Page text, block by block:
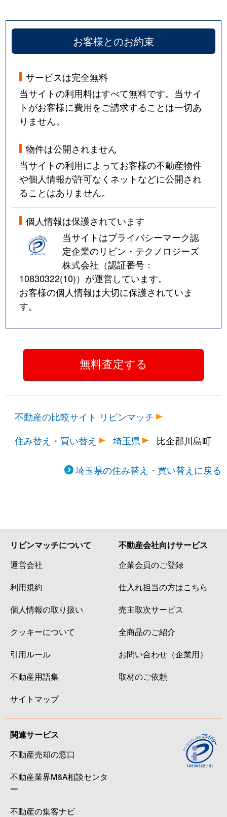
お客様とのお約束
サービスは完全無料
当サイトの利用料はすべて無料です。当サイ
トがお客様に費用をご請求することは一切あ
りません。
物件は公開されません
当サイトの利用によってお客様の不動産物件
や個人情報が許可なくネットなどに公開され
ることはありません。
個人情報は保護されています
当サイトはプライバシーマーク認
定企業のリビン・テクノロジーズ
株式会社（認証番号：
10830322(10)）が運営しています。
お客様の個人情報は大切に保護されていま
す。
不動産の比較サイト リビンマッチ
住み替え・買い替え
埼玉県 比企郡川島町
埼玉県の住み替え・買い替えに戻る
リビンマッチについて
運営会社
利用規約
個人情報の取り扱い
クッキーについて
引用ルール
不動産用語集
サイトマップ
不動産会社向けサービス
企業会員のご登録
仕入れ担当の方はこちら
売主取次サービス
全商品のご紹介
お問い合わせ（企業用）
取材のご依頼
関連サービス
不動産売却の窓口
不動産業界M&A相談センタ
ー
不動産の集客ナビ